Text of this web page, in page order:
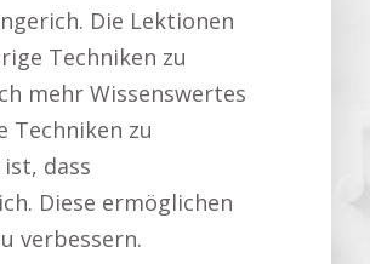
Die Lektionen
Techniken zu
mehr Wissenswertes
Techniken zu
dass
Diese ermöglichen
verbessern.